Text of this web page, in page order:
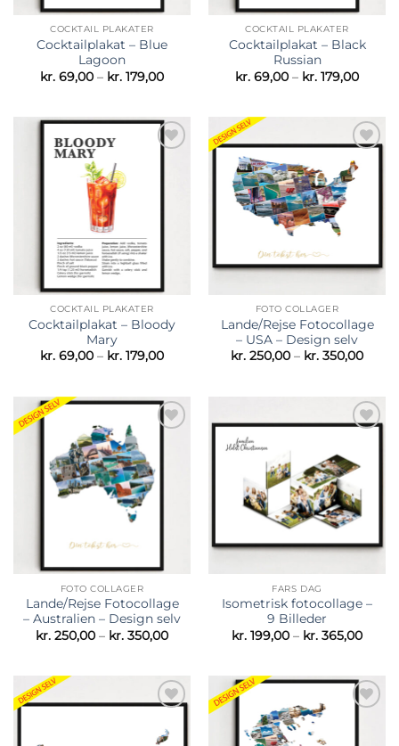
COCKTAIL PLAKATER
Cocktailplakat – Blue
Lagoon
kr. 69,00 – kr. 179,00Prisinterval:
COCKTAIL PLAKATER
Cocktailplakat – Black
Russian
kr. 69,00 – kr. 179,00
COCKTAIL PLAKATER
Cocktailplakat – Bloody
Mary
kr. 69,00 – kr. 179,00Prisinterval:
Tilføj til
ønskeliste
FOTO COLLAGER
Lande/Rejse Fotocollage
– USA – Design selv
kr. 250,00 – kr. 350,00
Tilføj til
ønskeliste
FOTO COLLAGER
Lande/Rejse Fotocollage
– Australien – Design selv
kr. 250,00 – kr. 350,00Prisinterval:
ønskeliste
FARS DAG
Isometrisk fotocollage –
9 Billeder
kr. 199,00 – kr. 365,00
ønskeliste